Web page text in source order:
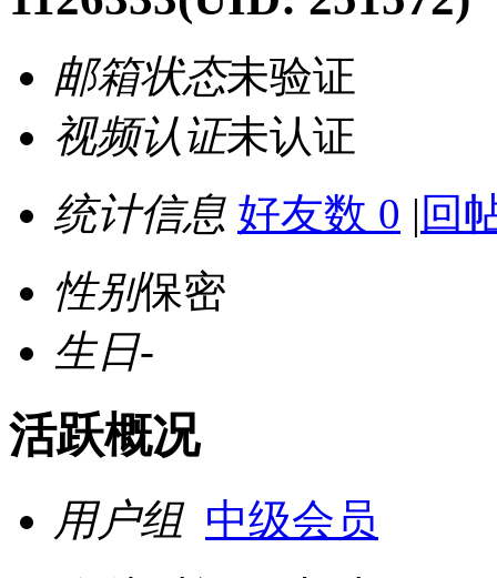
邮箱状态未验证
视频认证未认证
统计信息 好友数 0 | 回
性别保密
生日-
活跃概况
用户组 中级会员